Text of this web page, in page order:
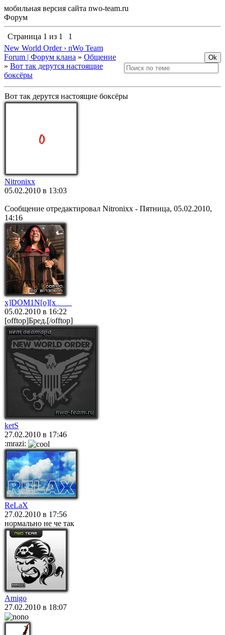
мобильная версия сайта nwo-team.ru
Форум
Страница 1 из 1
1
New World Order › nWo Team
Forum | Форум клана » Общение
» Вот так дерутся настоящие
боксёры
Вот так дерутся настоящие боксёры
Nitronixx
05.02.2010 в 13:03
Сообщение отредактировал Nitronixx - Пятница, 05.02.2010,
14:16
x]DOM1N[o][x____
05.02.2010 в 16:22
[offtop]Бред.[/offtop]
ketS
27.02.2010 в 17:46
:mrazi:
ReLaX
27.02.2010 в 17:56
нормально не че так
Amigo
27.02.2010 в 18:07